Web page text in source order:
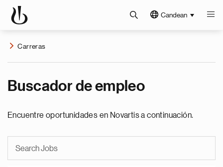
Candean
Carreras
Buscador de empleo
Encuentre oportunidades en Novartis a continuación.